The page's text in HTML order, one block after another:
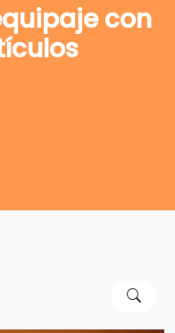
con